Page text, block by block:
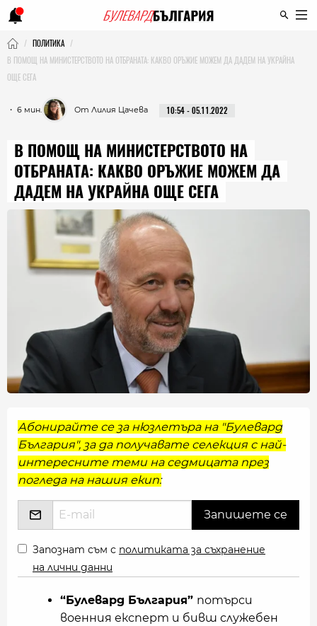
ПОЛИТИКА
В ПОМОЩ НА МИНИСТЕРСТВОТО НА ОТБРАНАТА: КАКВО ОРЪЖИЕ МОЖЕМ ДА ДАДЕМ НА УКРАЙНА
ОЩЕ СЕГА
・ 6 мин. От Лилия Цачева 10:54 - 05.11.2022
В ПОМОЩ НА МИНИСТЕРСТВОТО НА
ОТБРАНАТА: КАКВО ОРЪЖИЕ МОЖЕМ ДА
ДАДЕМ НА УКРАЙНА ОЩЕ СЕГА
Абонирайте се за нюзлетъра на "Булевард
България", за да получавате селекция с най-
интересните теми на седмицата през
погледа на нашия екип:
Запознат съм с политиката за съхранение
на лични данни
“Булевард България” потърси
военния експерт и бивш служебен